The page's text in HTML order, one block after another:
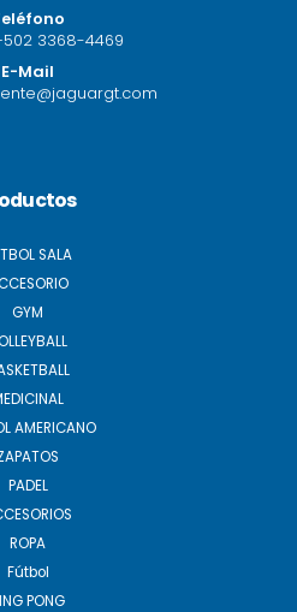
3368-4469
E-Mail
SALA
GYM
AMERICANO
PADEL
ROPA
Fútbol
PONG